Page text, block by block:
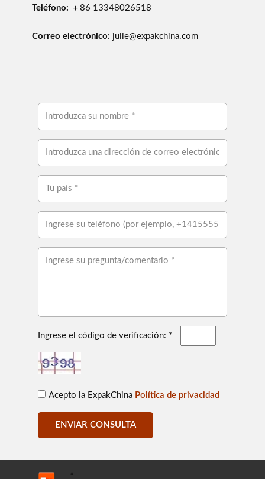
Teléfono: ＋86 13348026518
Correo electrónico: julie@expakchina.com
Ingrese el código de verificación: *
Acepto la ExpakChina Política de privacidad
ENVIAR CONSULTA